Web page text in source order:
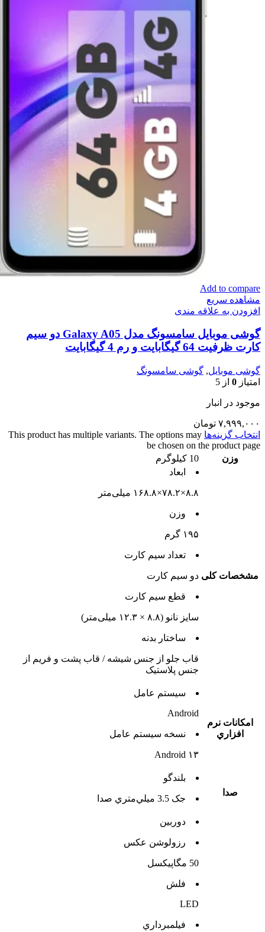
Add to compare
مشاهده سریع
افزودن به علاقه مندی
گوشی موبایل سامسونگ مدل Galaxy A05 دو سیم
کارت ظرفیت 64 گیگابایت و رم 4 گیگابایت
گوشی موبایل, گوشی سامسونگ
امتیاز 0 از 5
موجود در انبار
۷,۹۹۹,۰۰۰ تومان
انتخاب گزینه‌ها This product has multiple variants. The options may
be chosen on the product page
وزن
10 کیلوگرم
مشخصات کلی
ابعاد
۸.۸×۷۸.۲×۱۶۸.۸ میلی‌متر
وزن
۱۹۵ گرم
تعداد سيم کارت
دو سيم کارت
قطع سيم کارت
سایز نانو (۸.۸ × ۱۲.۳ میلی‌متر)
ساختار بدنه
قاب جلو از جنس شیشه / قاب پشت و فریم از
جنس پلاستیک
امکانات نرم
افزاري
سيستم عامل
Android
نسخه سيستم عامل
Android ۱۳
صدا
بلندگو
جک 3.5 ميلي‌متري صدا
دوربين
رزولوشن عکس
50 مگاپیکسل
فلش
LED
فيلمبرداري